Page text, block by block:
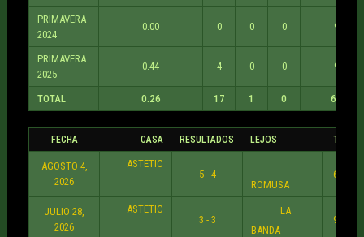
PRIMAVERA
2024
0.00 0 0 0 9
PRIMAVERA
2025
0.44 4 0 0 9
TOTAL 0.26 17 1 0 64
FECHA CASA RESULTADOS LEJOS
AGOSTO 4,
2026
ASTETIC
5 - 4
ROMUSA
6:30
JULIO 28,
2026
ASTETIC
3 - 3
LA
BANDA
9:30